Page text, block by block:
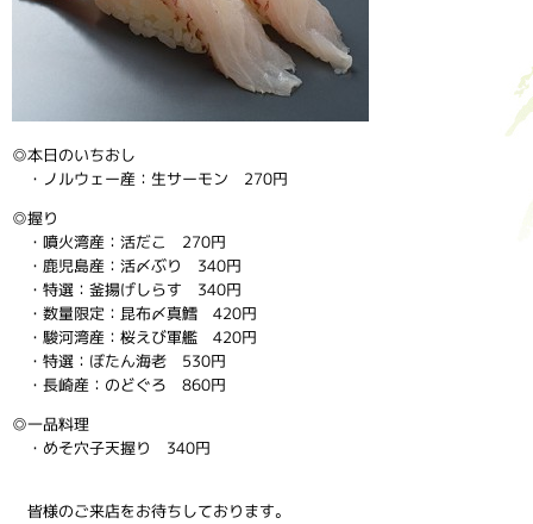
◎本日のいちおし
・ノルウェー産：生サーモン 270円
◎握り
・噴火湾産：活だこ 270円
・鹿児島産：活〆ぶり 340円
・特選：釜揚げしらす 340円
・数量限定：昆布〆真鱈 420円
・駿河湾産：桜えび軍艦 420円
・特選：ぼたん海老 530円
・長崎産：のどぐろ 860円
◎一品料理
・めそ穴子天握り 340円
皆様のご来店をお待ちしております。